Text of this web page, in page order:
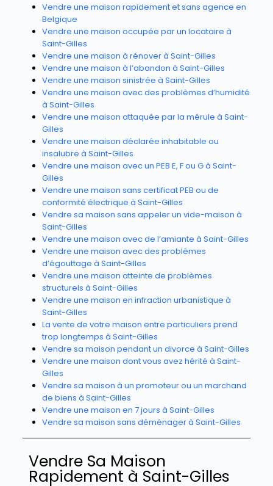
Vendre une maison rapidement et sans agence en
Belgique
Vendre une maison occupée par un locataire à
Saint-Gilles
Vendre une maison à rénover à Saint-Gilles
Vendre une maison à l’abandon à Saint-Gilles
Vendre une maison sinistrée à Saint-Gilles
Vendre une maison avec des problèmes d’humidité
à Saint-Gilles
Vendre une maison attaquée par la mérule à Saint-
Gilles
Vendre une maison déclarée inhabitable ou
insalubre à Saint-Gilles
Vendre une maison avec un PEB E, F ou G à Saint-
Gilles
Vendre une maison sans certificat PEB ou de
conformité électrique à Saint-Gilles
Vendre sa maison sans appeler un vide-maison à
Saint-Gilles
Vendre une maison avec de l’amiante à Saint-Gilles
Vendre une maison avec des problèmes
d’égouttage à Saint-Gilles
Vendre une maison atteinte de problèmes
structurels à Saint-Gilles
Vendre une maison en infraction urbanistique à
Saint-Gilles
La vente de votre maison entre particuliers prend
trop longtemps à Saint-Gilles
Vendre sa maison pendant un divorce à Saint-Gilles
Vendre une maison dont vous avez hérité à Saint-
Gilles
Vendre sa maison à un promoteur ou un marchand
de biens à Saint-Gilles
Vendre une maison en 7 jours à Saint-Gilles
Vendre sa maison sans déménager à Saint-Gilles
Vendre Sa Maison
Rapidement à Saint-Gilles